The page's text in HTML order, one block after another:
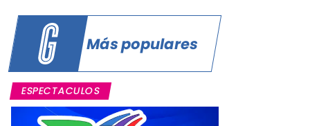
Más populares
ESPECTACULOS